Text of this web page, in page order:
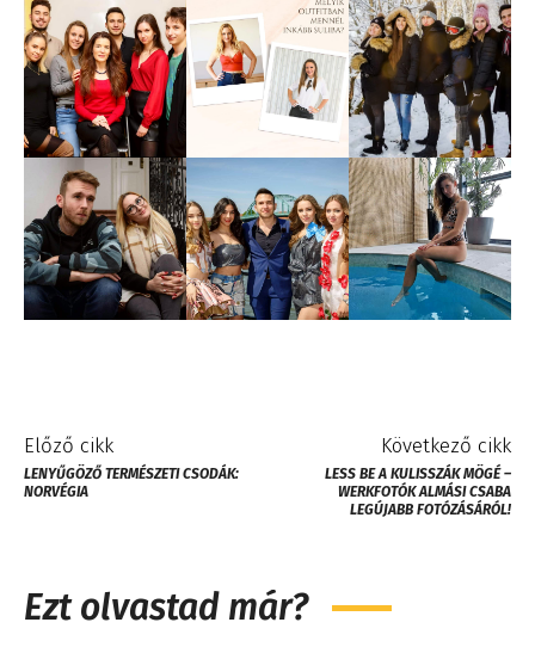
Előző cikk
LENYŰGÖZŐ TERMÉSZETI CSODÁK:
NORVÉGIA
Következő cikk
LESS BE A KULISSZÁK MÖGÉ –
WERKFOTÓK ALMÁSI CSABA
LEGÚJABB FOTÓZÁSÁRÓL!
Ezt olvastad már?